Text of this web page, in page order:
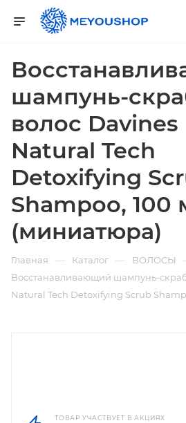
шампунь-
волос Davines
Natural Tech
Detoxifying
Shampoo, 100
(миниатюра)
Главная — Каталог — ВОЛОСЫ
Восстанавливающий шампунь-
Natural Tech Detoxifying Scrub
ТОВАР УЧАСТВУЕТ В АКЦИЯХ